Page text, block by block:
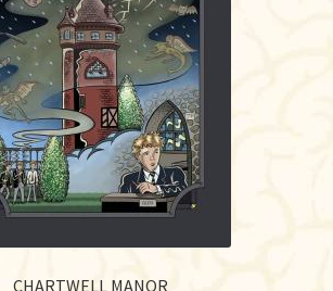
CHARTWELL MANOR